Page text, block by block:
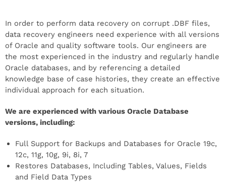
In order to perform data recovery on corrupt .DBF files,
data recovery engineers need experience with all versions
of Oracle and quality software tools. Our engineers are
the most experienced in the industry and regularly handle
Oracle databases, and by referencing a detailed
knowledge base of case histories, they create an effective
individual approach for each situation.
We are experienced with various Oracle Database
versions, including:
Full Support for Backups and Databases for Oracle 19c,
12c, 11g, 10g, 9i, 8i, 7
Restores Databases, Including Tables, Values, Fields
and Field Data Types